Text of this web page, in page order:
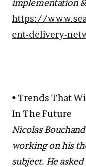
implementation
https://
ent-delivery-
• Trends That
In The Future
Nicolas
working on his
subject. He